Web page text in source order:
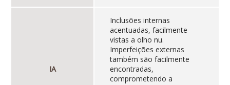
IA
Inclusões internas
acentuadas, facilmente
vistas a olho nu.
Imperfeições externas
também são facilmente
encontradas,
comprometendo a